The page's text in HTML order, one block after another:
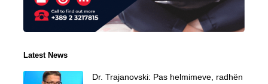
Latest News
Dr. Trajanovski: Pas helmimeve, radhën